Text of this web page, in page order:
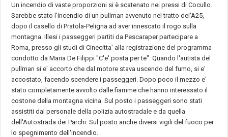
Un incendio di vaste proporzioni si è scatenato nei pressi di Cocullo.
Sarebbe stato l'incendio di un pullman avvenuto nel tratto del'A25,
dopo il casello di Pratola-Peligna ad aver innescato il rogo sulla
montagna. Illesi i passeggeri partiti da Pescaraper partecipare a
Roma, presso gli studi di Cinecitta' alla registrazione del programma
condotto da Maria De Filippi "C'e' posta per te". Quando l'autista del
pullman si e' accorto che dal motore stava uscendo del fumo, si e'
accostato, facendo scendere i passeggeri. Dopo poco il mezzo e'
stato completamente avvolto dalle fiamme che hanno interessato il
costone della montagna vicina. Sul posto i passeggeri sono stati
assistiti dal personale della polizia autostradale e da quella
dell'Autostrada dei Parchi. Sul posto anche diversi vigili del fuoco per
lo spegnimento dell'incendio.